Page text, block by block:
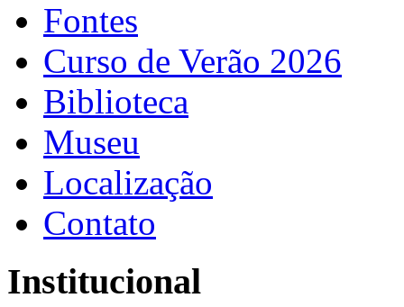
Fontes
Curso de Verão 2026
Biblioteca
Museu
Localização
Contato
Institucional